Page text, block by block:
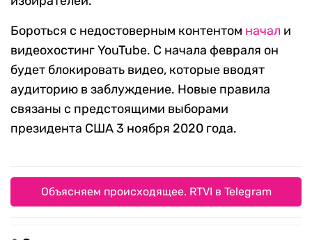
Бороться с недостоверным контентом начал и
видеохостинг YouTube. С начала февраля он
будет блокировать видео, которые вводят
аудиторию в заблуждение. Новые правила
связаны с предстоящими выборами
президента США 3 ноября 2020 года.
Объясняем происходящее. RTVI в Telegram